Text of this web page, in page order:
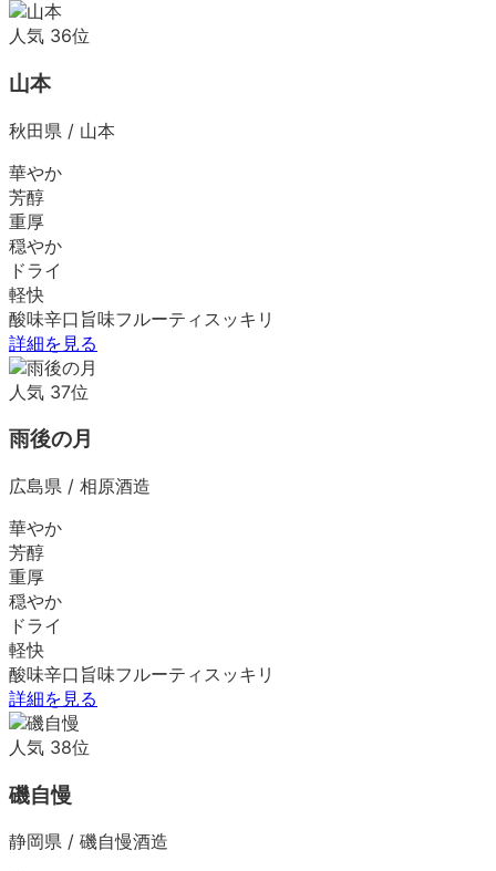
人気 36位
山本
秋田県 / 山本
華やか
芳醇
重厚
穏やか
ドライ
軽快
酸味辛口 旨味フルーティ スッキリ
詳細を見る
人気 37位
雨後の月
広島県 / 相原酒造
華やか
芳醇
重厚
穏やか
ドライ
軽快
酸味辛口 旨味フルーティ スッキリ
詳細を見る
人気 38位
磯自慢
静岡県 / 磯自慢酒造